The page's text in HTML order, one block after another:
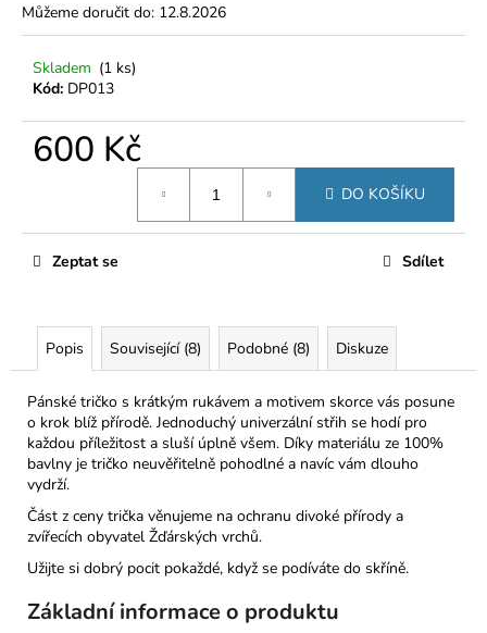
Můžeme doručit do: 12.8.2026
Skladem (1 ks)
Kód: DP013
600 Kč
DO KOŠÍKU
Zeptat se Sdílet
Popis Související (8) Podobné (8) Diskuze
Pánské tričko s krátkým rukávem a motivem skorce vás posune
o krok blíž přírodě. Jednoduchý univerzální střih se hodí pro
každou příležitost a sluší úplně všem. Díky materiálu ze 100%
bavlny je tričko neuvěřitelně pohodlné a navíc vám dlouho
vydrží.
Část z ceny trička věnujeme na ochranu divoké přírody a
zvířecích obyvatel Žďárských vrchů.
Užijte si dobrý pocit pokaždé, když se podíváte do skříně.
Základní informace o produktu
u
j
e
m
e